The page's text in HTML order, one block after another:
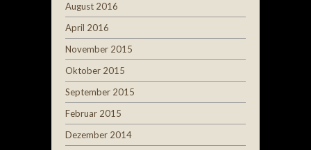
August 2016
April 2016
November 2015
Oktober 2015
September 2015
Februar 2015
Dezember 2014